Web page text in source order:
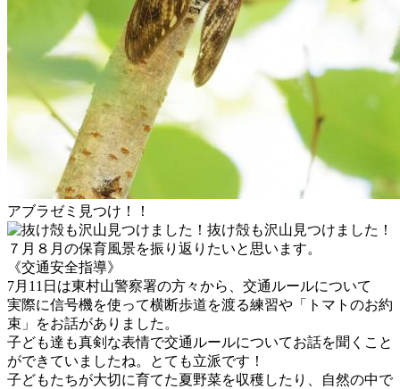
アブラゼミ見つけ！！
抜け殻も沢山見つけました！
７月８月の保育風景を振り返りたいと思います。
《交通安全指導》
7月11日は東村山警察署の方々から、交通ルールについて
実際に信号機を使って横断歩道を渡る練習や「トマトのお約
束」をお話がありました。
子ども達も真剣な表情で交通ルールについてお話を聞くこと
ができていましたね。とても立派です！
子どもたちが大切に育てた夏野菜を収穫したり、自然の中で